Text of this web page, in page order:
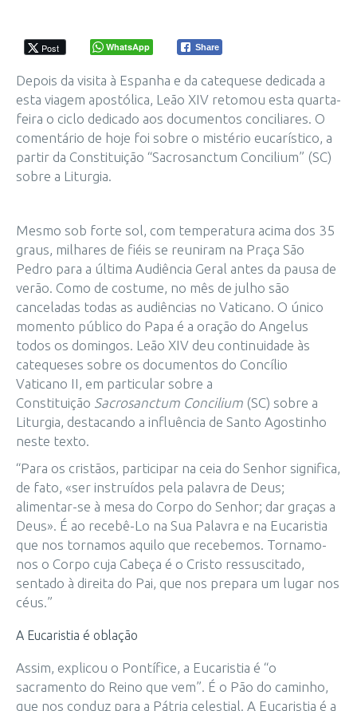
Post WhatsApp Share
Depois da visita à Espanha e da catequese dedicada a
esta viagem apostólica, Leão XIV retomou esta quarta-
feira o ciclo dedicado aos documentos conciliares. O
comentário de hoje foi sobre o mistério eucarístico, a
partir da Constituição “Sacrosanctum Concilium” (SC)
sobre a Liturgia.
Mesmo sob forte sol, com temperatura acima dos 35
graus, milhares de fiéis se reuniram na Praça São
Pedro para a última Audiência Geral antes da pausa de
verão. Como de costume, no mês de julho são
canceladas todas as audiências no Vaticano. O único
momento público do Papa é a oração do Angelus
todos os domingos. Leão XIV deu continuidade às
catequeses sobre os documentos do Concílio
Vaticano II, em particular sobre a
Constituição Sacrosanctum Concilium (SC) sobre a
Liturgia, destacando a influência de Santo Agostinho
neste texto.
“Para os cristãos, participar na ceia do Senhor significa,
de fato, «ser instruídos pela palavra de Deus;
alimentar-se à mesa do Corpo do Senhor; dar graças a
Deus». É ao recebê-Lo na Sua Palavra e na Eucaristia
que nos tornamos aquilo que recebemos. Tornamo-
nos o Corpo cuja Cabeça é o Cristo ressuscitado,
sentado à direita do Pai, que nos prepara um lugar nos
céus.”
A Eucaristia é oblação
Assim, explicou o Pontífice, a Eucaristia é “o
sacramento do Reino que vem”. É o Pão do caminho,
que nos conduz para a Pátria celestial. A Eucaristia é a